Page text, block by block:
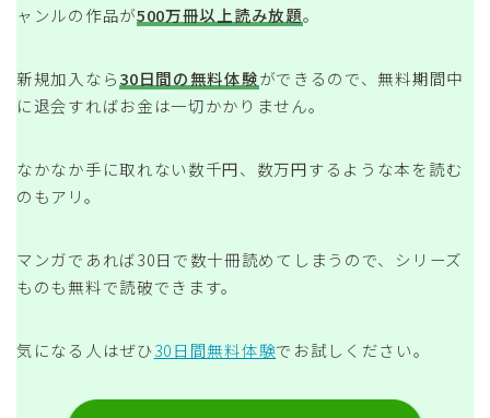
ャンルの作品が500万冊以上読み放題。
新規加入なら30日間の無料体験ができるので、無料期間中
に退会すればお金は一切かかりません。
なかなか手に取れない数千円、数万円するような本を読む
のもアリ。
マンガであれば30日で数十冊読めてしまうので、シリーズ
ものも無料で読破できます。
気になる人はぜひ30日間無料体験でお試しください。